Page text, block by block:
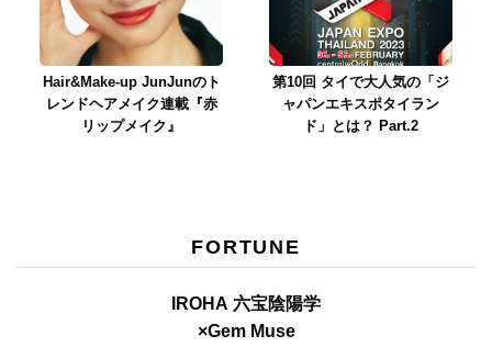
Hair&Make-up JunJunのト
レンドヘアメイク連載『赤
リップメイク』
第10回 タイで大人気の「ジ
ャパンエキスポタイラン
ド」とは？ Part.2
FORTUNE
IROHA 六宝陰陽学
×Gem Muse